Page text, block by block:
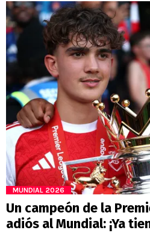
MUNDIAL 2026
Un campeón de la
adiós al Mundial: ¡Ya